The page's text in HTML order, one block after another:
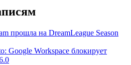
прошла на DreamLeague Season
Google Workspace блокирует